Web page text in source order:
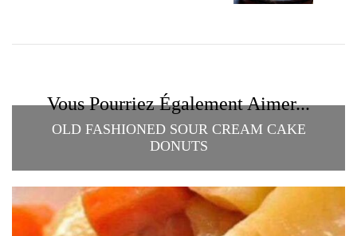
Vous Pourriez Également Aimer...
OLD FASHIONED SOUR CREAM CAKE
DONUTS